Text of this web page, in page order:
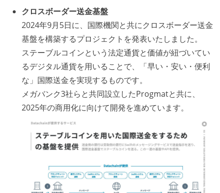
ング部門の人間が経営に参加している
社外から登壇を依頼・指名を受けるようなエンジニア
が在籍している
エンジニアが自発的に外部のイベントやカンファレン
スに登壇している
最新技術を追いかけるための社内勉強会が定期開催さ
れ、参加者が自主的に参加している
Slack等で、最新技術の良し悪しをメンバーがよく会話
英語でコミュニケーションとる機会が社内にある
開発メンバーの裁量
設計・実装から運用までを同じ開発チームが担い、フ
ロントエンド、バックエンド、インフラといった役割
クロスボーダー送金基盤
2024年9月5日に、国際機関と共にクロスボーダー送金
基盤を構築するプロジェクトを発表いたしました。
ステーブルコインという法定通貨と価値が紐づいてい
るデジタル通貨を用いることで、「早い・安い・便利
な」国際送金を実現するものです。
メガバンク3社らと共同設立したProgmatと共に、
2025年の商用化に向けて開発を進めています。